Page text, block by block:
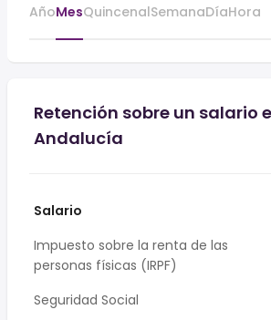
AñoMesQuincenalSemanaDíaHora
Retención sobre un salario
Andalucía
Salario
Impuesto sobre la renta de las
personas físicas (IRPF)
Seguridad Social